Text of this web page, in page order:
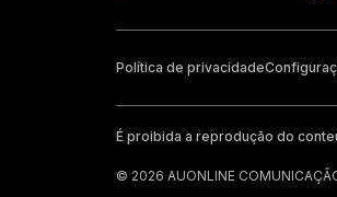
Política de privacidade
É proibida a reprodução do
© 2026 AUONLINE